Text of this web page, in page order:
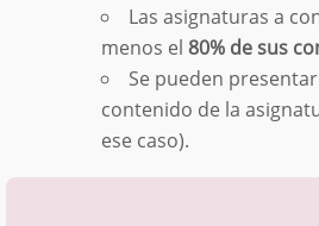
Las asignaturas a
menos el 80% de sus
Se pueden presentar
contenido de la
ese caso).